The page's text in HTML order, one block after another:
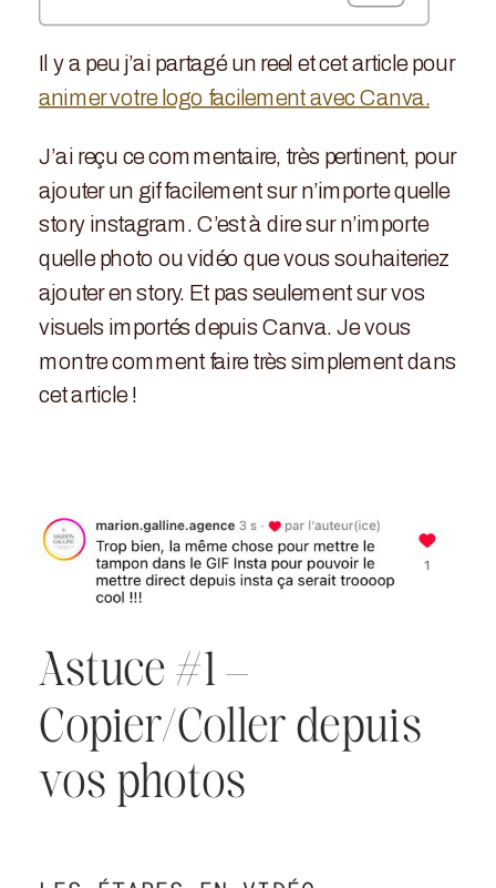
Il y a peu j’ai partagé un reel et cet article pour
animer votre logo facilement avec Canva.
J’ai reçu ce commentaire, très pertinent, pour
ajouter un gif facilement sur n’importe quelle
story instagram. C’est à dire sur n’importe
quelle photo ou vidéo que vous souhaiteriez
ajouter en story. Et pas seulement sur vos
visuels importés depuis Canva. Je vous
montre comment faire très simplement dans
cet article !
Astuce #1 –
Copier/Coller depuis
vos photos